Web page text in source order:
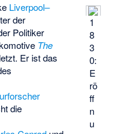
1
8
3
0:
E
rö
ff
n
u
Liverpool–
der
Politiker
The
Er ist das
die